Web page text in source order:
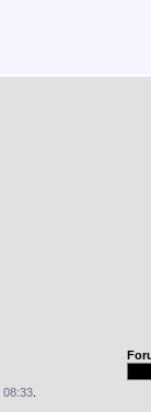
08:33